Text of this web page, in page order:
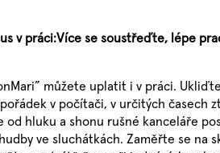
v práci:Více se soustřeďte, lépe
můžete uplatit i v práci.
v počítači, v určitých časech
od hluku a shonu rušné kanceláře
ve sluchátkách. Zaměřte se na